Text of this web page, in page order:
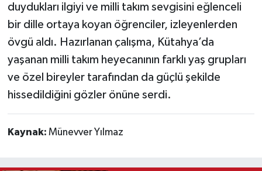
duydukları ilgiyi ve milli takım sevgisini eğlenceli
bir dille ortaya koyan öğrenciler, izleyenlerden
övgü aldı. Hazırlanan çalışma, Kütahya’da
yaşanan milli takım heyecanının farklı yaş grupları
ve özel bireyler tarafından da güçlü şekilde
hissedildiğini gözler önüne serdi.
Kaynak: Münevver Yılmaz